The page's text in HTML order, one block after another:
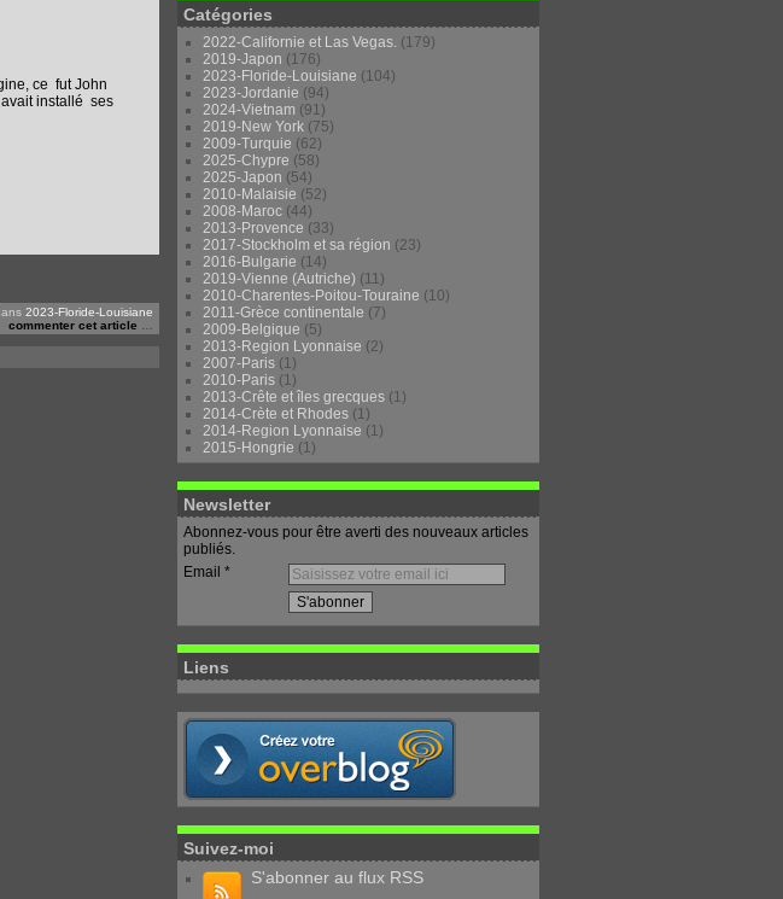
ce fut John
installé ses
2023-Floride-Louisiane
commenter cet article
Catégories
2022-Californie et Las Vegas. (179)
2019-Japon (176)
2023-Floride-Louisiane (104)
2023-Jordanie (94)
2024-Vietnam (91)
2019-New York (75)
2009-Turquie (62)
2025-Chypre (58)
2025-Japon (54)
2010-Malaisie (52)
2008-Maroc (44)
2013-Provence (33)
2017-Stockholm et sa région (23)
2016-Bulgarie (14)
2019-Vienne (Autriche) (11)
2010-Charentes-Poitou-Touraine (10)
2011-Grèce continentale (7)
2009-Belgique (5)
2013-Region Lyonnaise (2)
2007-Paris (1)
2010-Paris (1)
2013-Crête et îles grecques (1)
2014-Crète et Rhodes (1)
2014-Region Lyonnaise (1)
2015-Hongrie (1)
Newsletter
Abonnez-vous pour être averti des nouveaux articles
publiés.
Email
Liens
Suivez-moi
S'abonner au flux RSS